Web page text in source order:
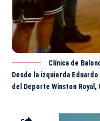
Clínica de
Desde la izquierda
del Deporte Winston Royal,